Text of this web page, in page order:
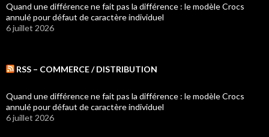
Quand une différence ne fait pas la différence : le modèle Crocs
annulé pour défaut de caractère individuel
6 juillet 2026
RSS – COMMERCE / DISTRIBUTION
Quand une différence ne fait pas la différence : le modèle Crocs
annulé pour défaut de caractère individuel
6 juillet 2026